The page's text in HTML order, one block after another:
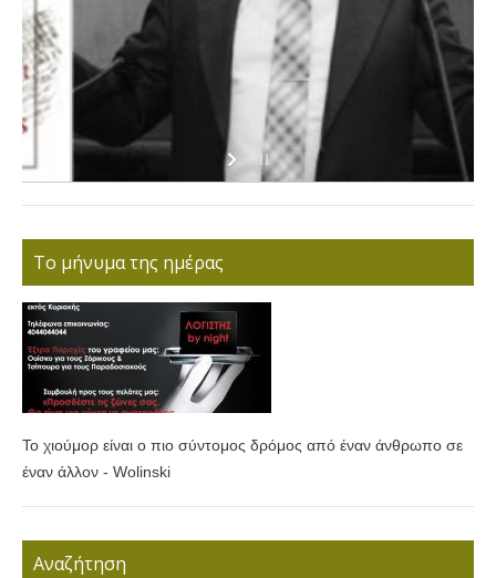
Το μήνυμα της ημέρας
Το χιούμορ είναι ο πιο σύντομος δρόμος από έναν άνθρωπο σε
έναν άλλον - Wolinski
Αναζήτηση